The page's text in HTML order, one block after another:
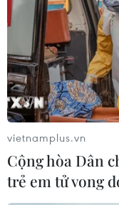
vietnamplus.vn
Cộng hòa Dân
trẻ em tử vong